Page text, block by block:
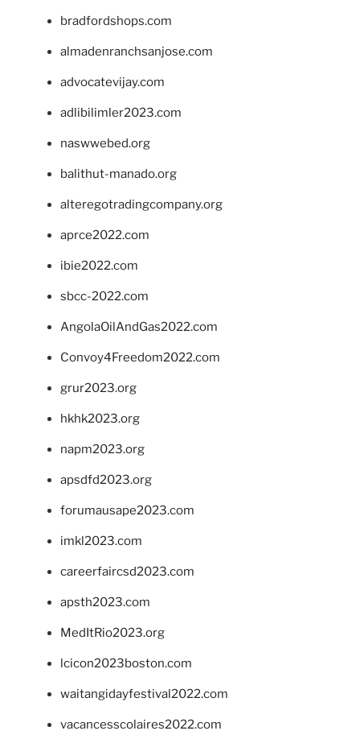
bradfordshops.com
almadenranchsanjose.com
advocatevijay.com
adlibilimler2023.com
naswwebed.org
balithut-manado.org
alteregotradingcompany.org
aprce2022.com
ibie2022.com
sbcc-2022.com
AngolaOilAndGas2022.com
Convoy4Freedom2022.com
grur2023.org
hkhk2023.org
napm2023.org
apsdfd2023.org
forumausape2023.com
imkl2023.com
careerfaircsd2023.com
apsth2023.com
MedItRio2023.org
lcicon2023boston.com
waitangidayfestival2022.com
vacancesscolaires2022.com